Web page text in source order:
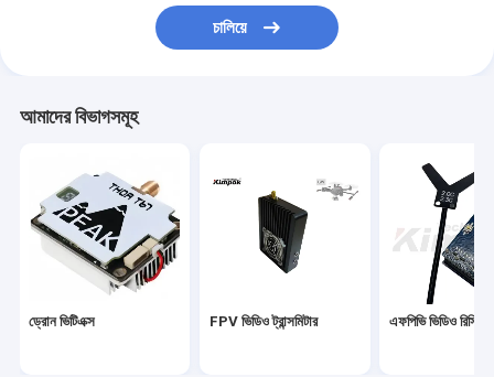
COFDM আইপি ট্রান্সমিটার
বেতার আরএফ অ্যান্টেনা
আরএফ পাওয়ার এম্প্লিফায়ার
ডেটা রেডিও ট্রান্সসিভার
চালিয়ে
আমাদের বিভাগসমূহ
ড্রোন ভিটিএক্স FPV ভিডিও ট্রান্সমিটার এফপিভি ভিডিও রিসিভার